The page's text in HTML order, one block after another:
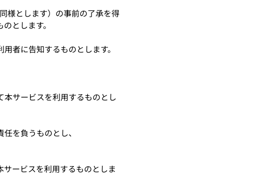
様とします）の事前の了承を得
とします。
者に告知するものとします。
サービスを利用するものとし
を負うものとし、
ービスを利用するものとしま